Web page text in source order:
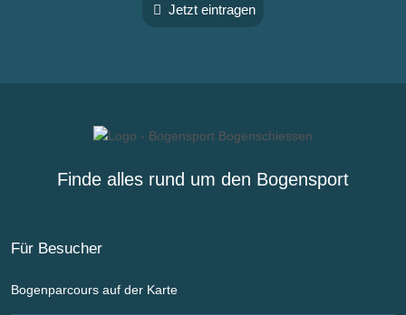
Jetzt eintragen
Finde alles rund um den Bogensport
Für Besucher
Bogenparcours auf der Karte